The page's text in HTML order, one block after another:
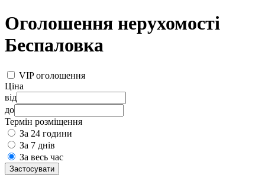
Оголошення нерухомості
Беспаловка
VIP оголошення
Ціна
від
до
Термін розміщення
За 24 години
За 7 днів
За весь час
Застосувати